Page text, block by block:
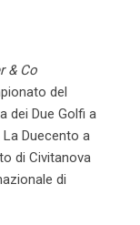
& Co
del
dei Due Golfi a
Duecento a
di Civitanova
di